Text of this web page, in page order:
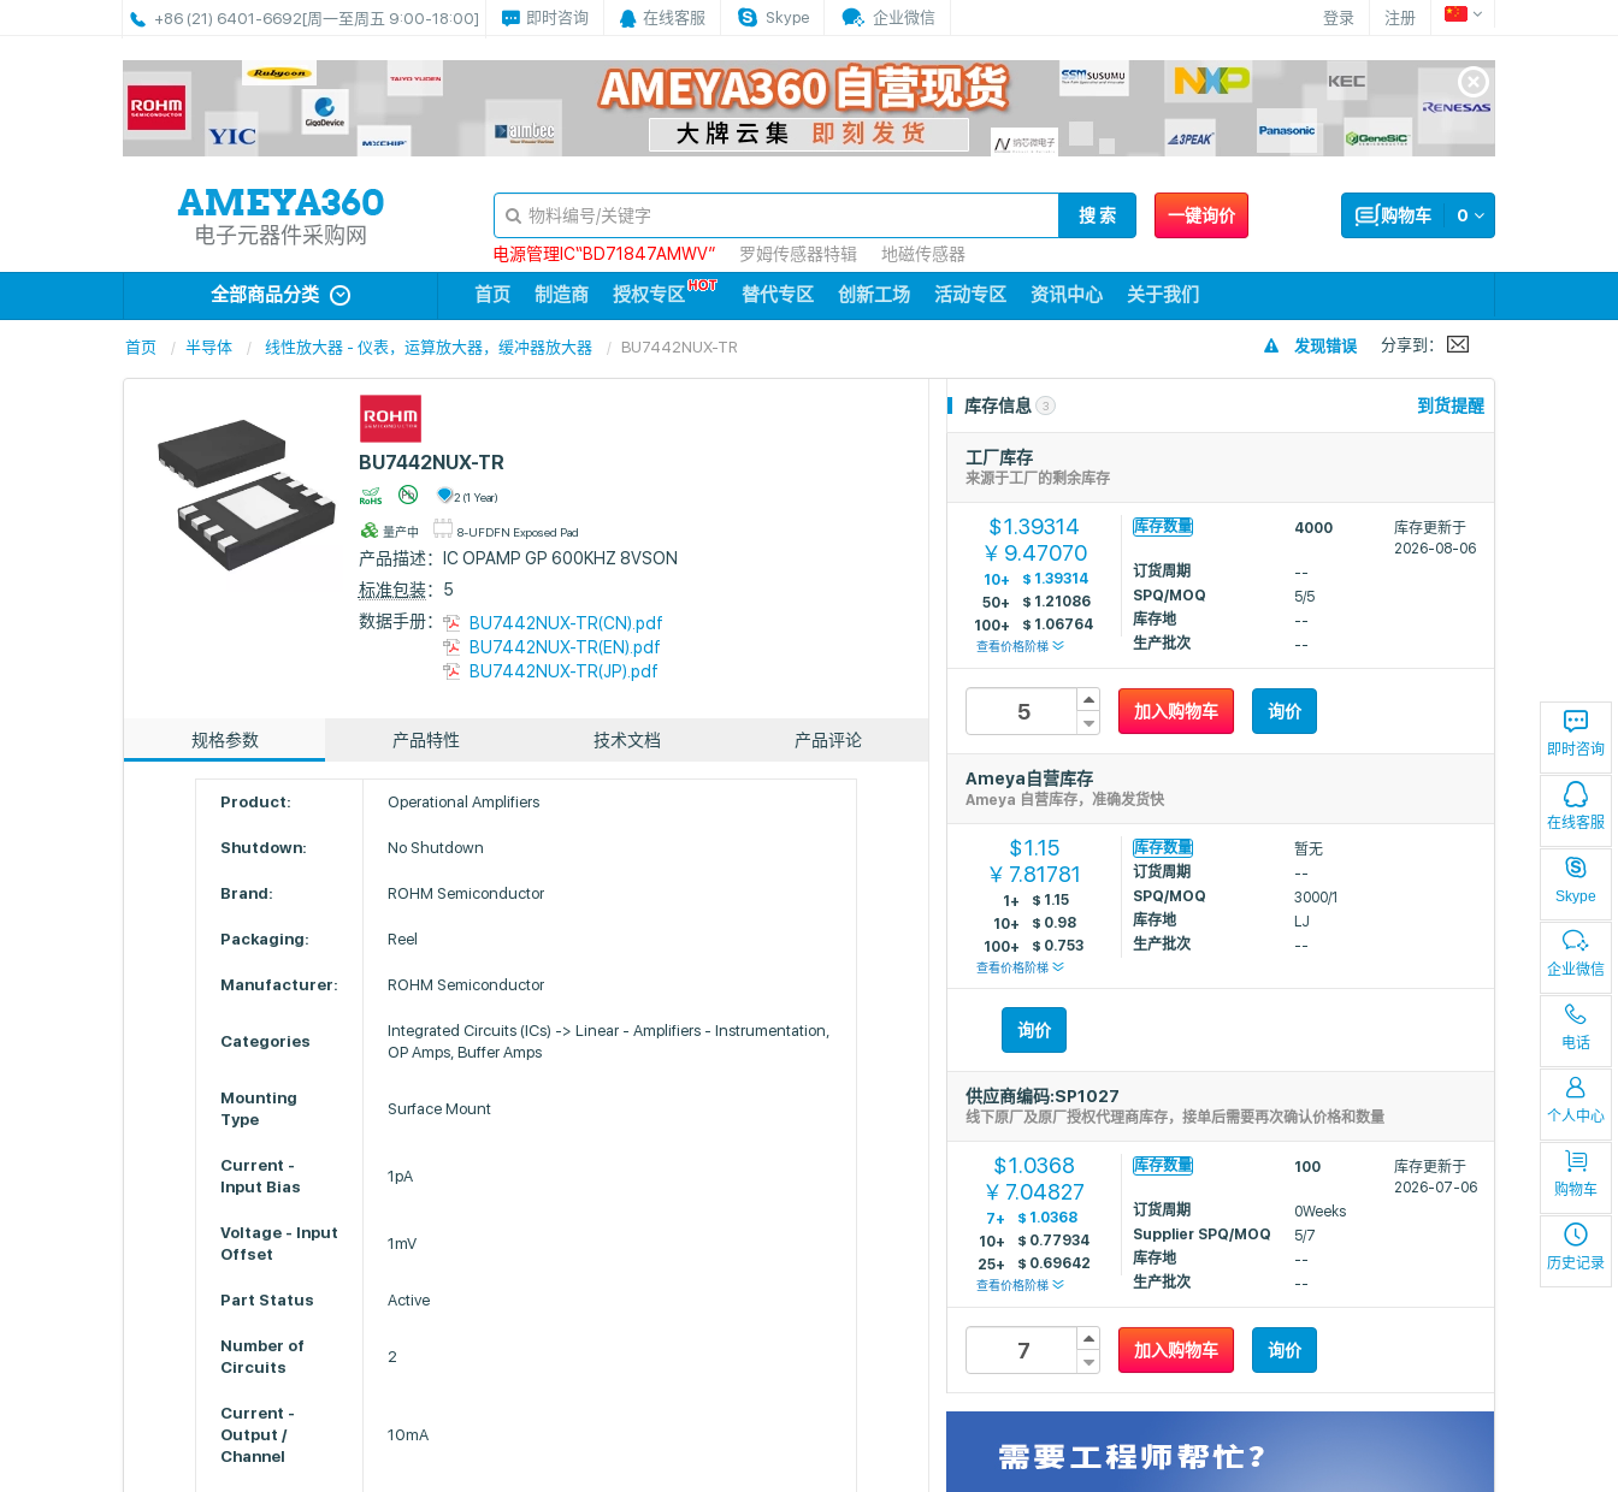
+86 (21) 6401-6692[周一至周五 9:00-18:00] 即时咨询 在线客服 Skype 企业微信 登录 注册
即时咨询
在线客服
Skype
企业微信
电话
个人中心
购物车
历史记录
电子元器件采购网
一键询价 0
购物车
搜 索
电源管理IC“BD71847AMWV”
罗姆传感器特辑 地磁传感器
全部商品分类 首页 制造商 授权专区 替代专区 创新工场 活动专区 资讯中心 关于我们
首页 半导体 线性放大器 - 仪表，运算放大器，缓冲器放大器 BU7442NUX-TR 发现错误 分享到：
BU7442NUX-TR
2 (1 Year)
量产中 8-UFDFN Exposed Pad
产品描述：
IC OPAMP GP 600KHZ 8VSON
标准包装：5
数据手册：
BU7442NUX-TR(CN).pdf
BU7442NUX-TR(EN).pdf
BU7442NUX-TR(JP).pdf
规格参数 产品特性 技术文档 产品评论
Product: Operational Amplifiers
Shutdown: No Shutdown
Brand: ROHM Semiconductor
Packaging: Reel
Manufacturer: ROHM Semiconductor
Categories
Integrated Circuits (ICs) -> Linear - Amplifiers - Instrumentation,
OP Amps, Buffer Amps
Mounting
Type
Surface Mount
Current -
Input Bias
1pA
Voltage - Input
Offset
1mV
Part Status Active
Number of
Circuits
2
Current -
Output /
Channel
10mA
库存信息 3 到货提醒
工厂库存
来源于工厂的剩余库存
$1.39314
￥ 9.47070
查看价格阶梯
10+ $ 1.39314
50+
$ 1.21086
100+
$ 1.06764
库存数量 4000
库存更新于
2026-08-06
订货周期
--
SPQ/MOQ
5/5
库存地
--
生产批次
--
加入购物车 询价
Ameya自营库存
Ameya 自营库存，准确发货快
$1.15
￥ 7.81781
查看价格阶梯
1+ $ 1.15
10+
$ 0.98
100+
$ 0.753
库存数量
暂无
订货周期
--
SPQ/MOQ
3000/1
库存地
LJ
生产批次
--
询价
供应商编码:SP1027
线下原厂及原厂授权代理商库存，接单后需要再次确认价格和数量
$1.0368
￥ 7.04827
查看价格阶梯
7+ $ 1.0368
10+
$ 0.77934
25+
$ 0.69642
库存数量 100
库存更新于
2026-07-06
订货周期
0Weeks
Supplier SPQ/MOQ
5/7
库存地
--
生产批次
--
加入购物车 询价